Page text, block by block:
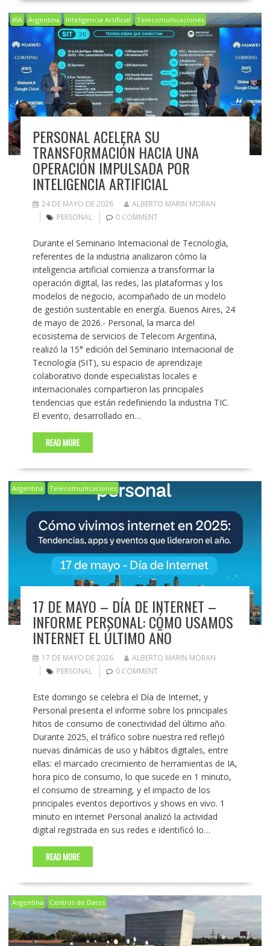
#IA Argentina Inteligencia Artificial Telecomunicaciones
PERSONAL ACELERA SU
TRANSFORMACIÓN HACIA UNA
OPERACIÓN IMPULSADA POR
INTELIGENCIA ARTIFICIAL
24 DE MAYO DE 2026
ALBERTO MARIN MORAN
PERSONAL
0 COMMENT
Durante el Seminario Internacional de Tecnología,
referentes de la industria analizaron cómo la
inteligencia artificial comienza a transformar la
operación digital, las redes, las plataformas y los
modelos de negocio, acompañado de un modelo
de gestión sustentable en energía. Buenos Aires, 24
de mayo de 2026.- Personal, la marca del
ecosistema de servicios de Telecom Argentina,
realizó la 15° edición del Seminario Internacional de
Tecnología (SIT), su espacio de aprendizaje
colaborativo donde especialistas locales e
internacionales compartieron las principales
tendencias que están redefiniendo la industria TIC.
El evento, desarrollado en…
READ MORE
Argentina Telecomunicaciones
17 DE MAYO – DÍA DE INTERNET –
INFORME PERSONAL: CÓMO USAMOS
INTERNET EL ÚLTIMO AÑO
17 DE MAYO DE 2026
ALBERTO MARIN MORAN
PERSONAL
0 COMMENT
Este domingo se celebra el Día de Internet, y
Personal presenta el informe sobre los principales
hitos de consumo de conectividad del último año.
Durante 2025, el tráfico sobre nuestra red reflejó
nuevas dinámicas de uso y hábitos digitales, entre
ellas: el marcado crecimiento de herramientas de IA,
hora pico de consumo, lo que sucede en 1 minuto,
el consumo de streaming, y el impacto de los
principales eventos deportivos y shows en vivo. 1
minuto en internet Personal analizó la actividad
digital registrada en sus redes e identificó lo…
READ MORE
Argentina Centros de Datos